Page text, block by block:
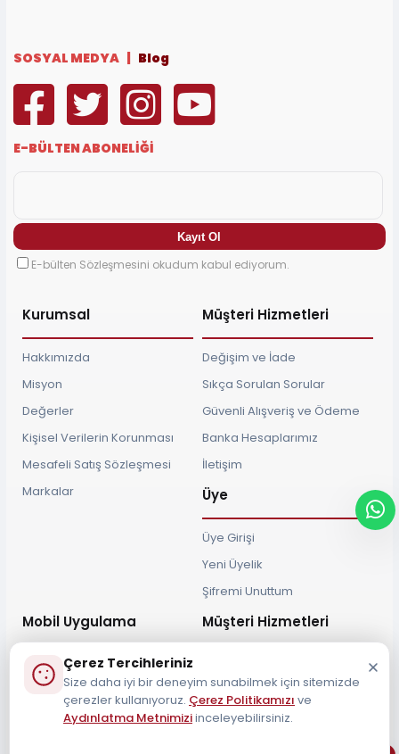
SOSYAL MEDYA | Blog
E-BÜLTEN ABONELİĞİ
E-bülten Sözleşmesini okudum kabul ediyorum.
Kurumsal
Hakkımızda
Misyon
Değerler
Kişisel Verilerin Korunması
Mesafeli Satış Sözleşmesi
Markalar
Müşteri Hizmetleri
Değişim ve İade
Sıkça Sorulan Sorular
Güvenli Alışveriş ve Ödeme
Banka Hesaplarımız
İletişim
Üye
Üye Girişi
Yeni Üyelik
Şifremi Unuttum
Mobil Uygulama Müşteri Hizmetleri
Müşteri Destek Hattı
Çerez Tercihleriniz
Size daha iyi bir deneyim sunabilmek için sitemizde
çerezler kullanıyoruz. Çerez Politikamızı ve
Aydınlatma Metnimiziinceleyebilirsiniz.